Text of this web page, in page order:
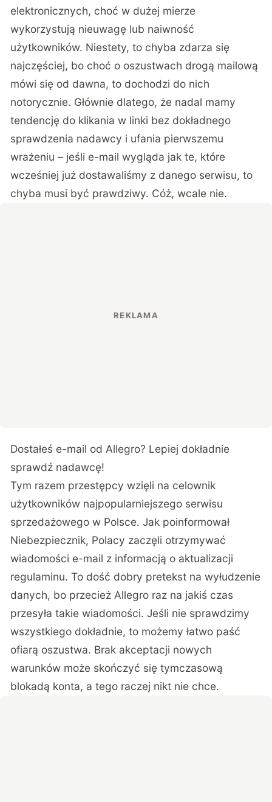
elektronicznych, choć w dużej mierze
wykorzystują nieuwagę lub naiwność
użytkowników. Niestety, to chyba zdarza się
najczęściej, bo choć o oszustwach drogą mailową
mówi się od dawna, to dochodzi do nich
notorycznie. Głównie dlatego, że nadal mamy
tendencję do klikania w linki bez dokładnego
sprawdzenia nadawcy i ufania pierwszemu
wrażeniu – jeśli e-mail wygląda jak te, które
wcześniej już dostawaliśmy z danego serwisu, to
chyba musi być prawdziwy. Cóż, wcale nie.
Dostałeś e-mail od Allegro? Lepiej dokładnie
sprawdź nadawcę!
Tym razem przestępcy wzięli na celownik
użytkowników najpopularniejszego serwisu
sprzedażowego w Polsce. Jak poinformował
Niebezpiecznik, Polacy zaczęli otrzymywać
wiadomości e-mail z informacją o aktualizacji
regulaminu. To dość dobry pretekst na wyłudzenie
danych, bo przecież Allegro raz na jakiś czas
przesyła takie wiadomości. Jeśli nie sprawdzimy
wszystkiego dokładnie, to możemy łatwo paść
ofiarą oszustwa. Brak akceptacji nowych
warunków może skończyć się tymczasową
blokadą konta, a tego raczej nikt nie chce.